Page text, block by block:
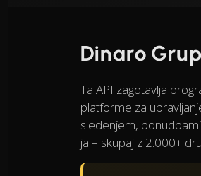
Dinaro
Ta API zagotavlja
platforme za
sledenjem,
ja – skupaj z 2.000+